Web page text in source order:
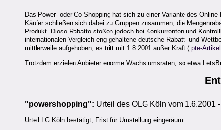
Das Power- oder Co-Shopping hat sich zu einer Variante des
Käufer schließen sich dabei zu Gruppen zusammen, die
Produkt. Diese Rabatte stoßen jedoch bei Konkurrenten und
internationalen Vergleich eng gehaltene deutsche Rabatt- und
mittlerweile aufgehoben; es tritt mit 1.8.2001 außer Kraft ( pte-Artikel
Trotzdem erzielen Anbieter enorme Wachstumsraten, so etwa
"powershopping": Urteil des OLG Köln vom 1.6.2001
Urteil LG Köln bestätigt; Frist für Umstellung eingeräumt.